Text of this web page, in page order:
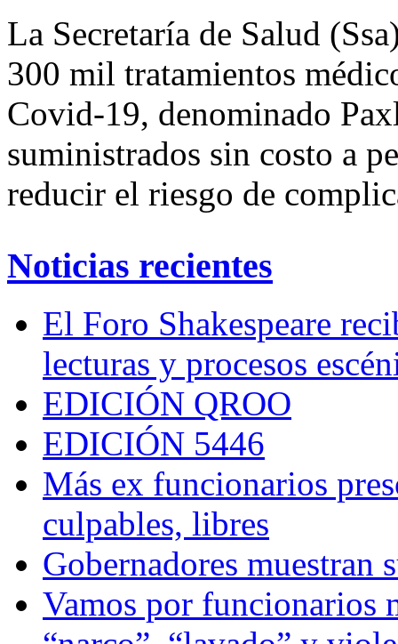
La Secretaría de Salud
300 mil tratamientos
Covid-19, denominado
suministrados sin costo a
reducir el riesgo de
Noticias recientes
El Foro Shakespeare
lecturas y procesos
EDICIÓN QROO
EDICIÓN 5446
Más ex funcionarios
culpables, libres
Gobernadores muestran
Vamos por funcionarios